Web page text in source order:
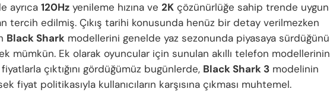
ayrıca 120Hz yenileme hızına ve 2K çözünürlüğe sahip trende uygun
tercih edilmiş. Çıkış tarihi konusunda henüz bir detay verilmezken
Black Shark modellerini genelde yaz sezonunda piyasaya sürdüğünü
mümkün. Ek olarak oyuncular için sunulan akıllı telefon modellerinin
çıktığını gördüğümüz bugünlerde, Black Shark 3 modelinin
fiyat politikasıyla kullanıcıların karşısına çıkması muhtemel.